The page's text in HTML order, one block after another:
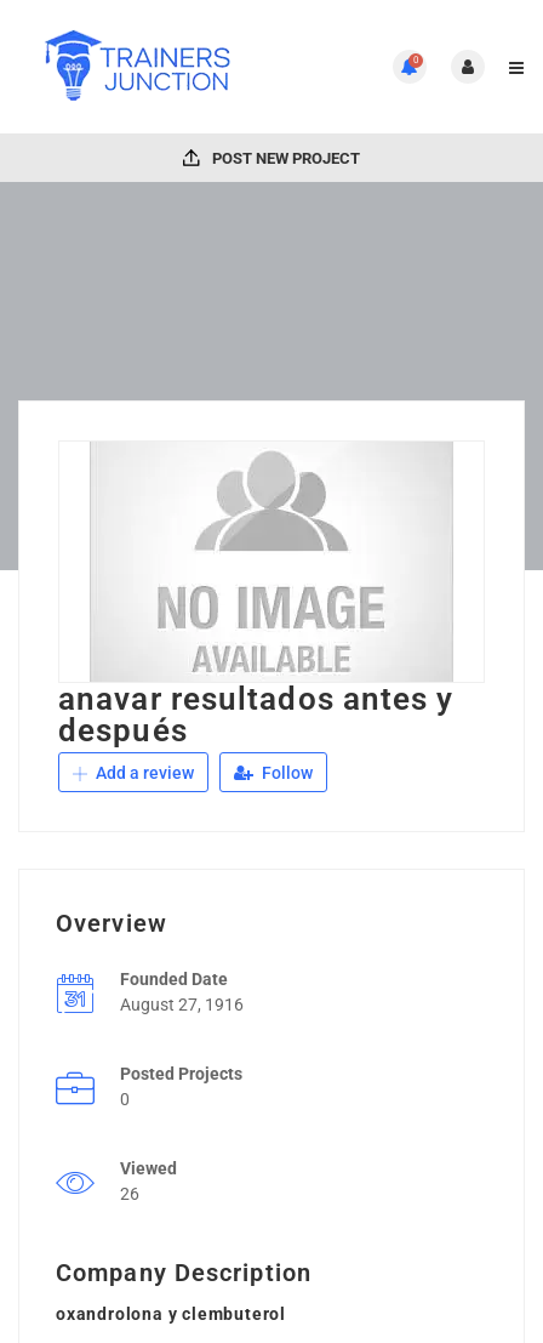
0
POST NEW PROJECT
anavar resultados antes y
después
Add a review Follow
Overview
Founded Date
August 27, 1916
Posted Projects
0
Viewed
26
Company Description
oxandrolona y clembuterol